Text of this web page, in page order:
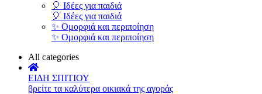
🎈 Ιδέες για παιδιά
🎈 Ιδέες για παιδιά
✨ Ομορφιά και περιποίηση
✨ Ομορφιά και περιποίηση
All categories
ΕΙΔΗ ΣΠΙΤΙΟΥ
βρείτε τα καλύτερα οικιακά της αγοράς